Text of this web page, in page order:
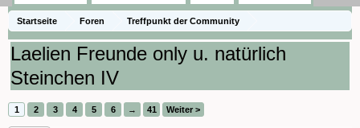
Startseite Foren
Treffpunkt der Community
Orchideenfotos (Naturformen)
Laelien Freunde only u. natürlich
Steinchen IV
1 2 3 4 5 6 → 41 Weiter >